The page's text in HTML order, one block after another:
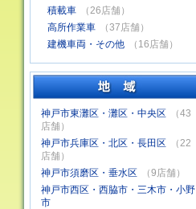
積載車
（26店舗）
高所作業車
（37店舗）
建機車両・その他
（16店舗）
神戸市東灘区・灘区・中央区
（43
店舗）
神戸市兵庫区・北区・長田区
（22
店舗）
神戸市須磨区・垂水区
（9店舗）
神戸市西区・西脇市・三木市・小野
市